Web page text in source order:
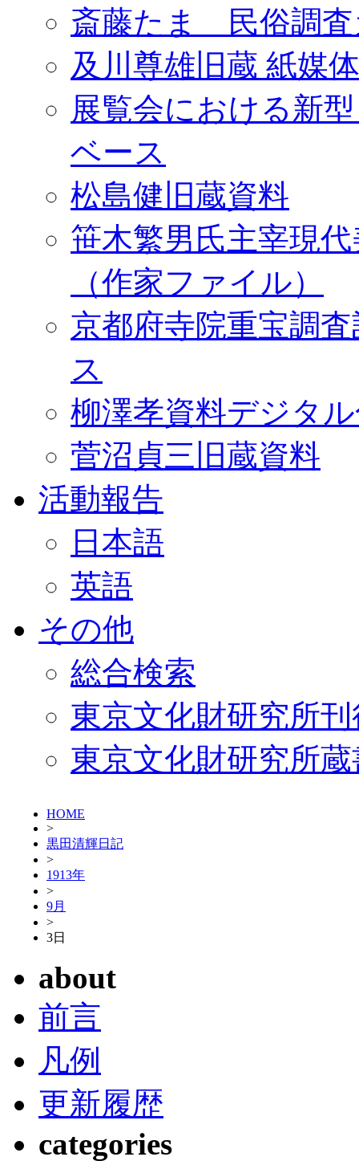
斎藤たま 民俗調査
及川尊雄旧蔵 紙媒
展覧会における新
ベース
松島健旧蔵資料
笹木繁男氏主宰現
（作家ファイル）
京都府寺院重宝調
ス
柳澤孝資料デジタ
菅沼貞三旧蔵資料
活動報告
日本語
英語
その他
総合検索
東京文化財研究所
東京文化財研究所
HOME
>
黒田清輝日記
>
1913年
>
9月
>
3日
about
前言
凡例
更新履歴
categories